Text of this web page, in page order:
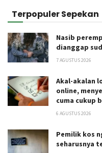
Terpopuler Sepekan
Nasib
dianggap
7 AGUSTUS 2026
Akal-akalan
online,
cuma cukup
6 AGUSTUS 2026
Pemilik kos
seharusnya